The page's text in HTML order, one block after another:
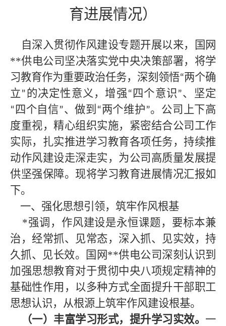
育进展情况）
自深入贯彻作风建设专题开展以来，国网
**供电公司坚决落实党中央决策部署，将学
习教育作为重要政治任务，深刻领悟“两个确
立”的决定性意义，增强“ 四个意识”、坚定
“ 四个自信”、做到 “两个维护”。公司上下高
度重视，精心组织实施，紧密结合公司工作
实际，扎实推进学习教育各项任务，持续推
动作风建设走深走实，为公司高质量发展提
供坚强保障。现将学习教育进展情况汇报如
下。
一、强化思想引领，筑牢作风根基
*强调，作风建设是永恒课题，要标本兼
治，经常抓、见常态，深入抓、见实效，持
久抓、见长效。国网**供电公司深刻认识到
加强思想教育对于贯彻中央八项规定精神的
基础性作用，以多种方式全面提升干部职工
思想认识，从根源上筑牢作风建设根基。
（一）丰富学习形式，提升学习实效。 一